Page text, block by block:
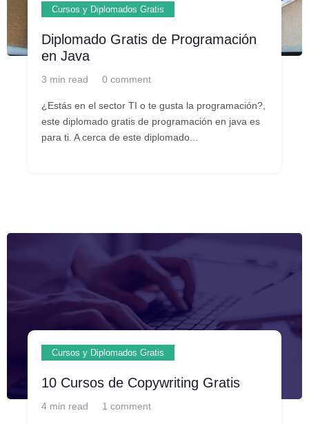
Cursos y Diplomados Gratis
Diplomado Gratis de Programación
en Java
3 min read 0 comment
¿Estás en el sector TI o te gusta la programación?,
este diplomado gratis de programación en java es
para ti. A cerca de este diplomado...
Cursos y Diplomados Gratis
10 Cursos de Copywriting Gratis
4 min read 1 comment